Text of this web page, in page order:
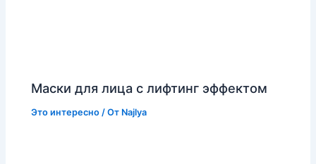
Маски для лица с лифтинг эффектом
Это интересно / От Najlya